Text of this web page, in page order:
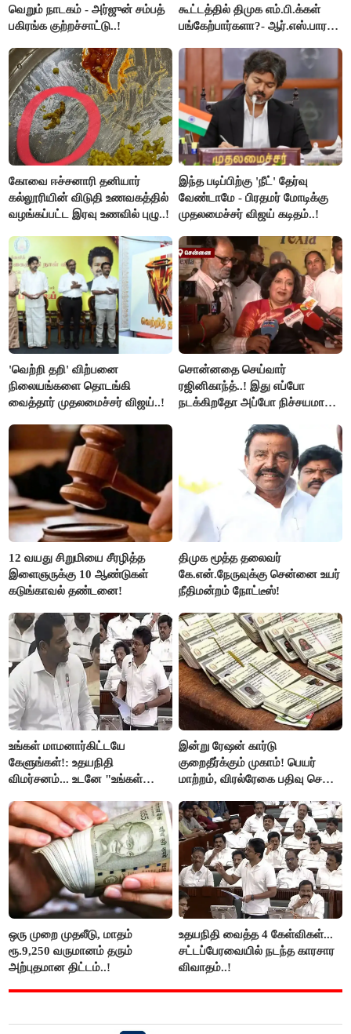
வெறும் நாடகம் - அர்ஜுன் சம்பத்
பகிரங்க குற்றச்சாட்டு..!
கூட்டத்தில் திமுக எம்.பி.க்கள்
பங்கேற்பார்களா?- ஆர்.எஸ்.பாரதி
கோவை ஈச்சனாரி தனியார்
கல்லூரியின் விடுதி உணவகத்தில்
வழங்கப்பட்ட இரவு உணவில் புழு..!
இந்த படிப்பிற்கு 'நீட்' தேர்வு
வேண்டாமே - பிரதமர் மோடிக்கு
முதலமைச்சர் விஜய் கடிதம்..!
'வெற்றி தறி' விற்பனை
நிலையங்களை தொடங்கி
வைத்தார் முதலமைச்சர் விஜய்..!
சொன்னதை செய்வார்
ரஜினிகாந்த்..! இது எப்போ
நடக்கிறதோ அப்போ நிச்சயமாக
ரஜினிகாந்த்..!
12 வயது சிறுமியை சீரழித்த
இளைஞருக்கு 10 ஆண்டுகள்
கடுங்காவல் தண்டனை!
திமுக மூத்த தலைவர்
கே.என்.நேருவுக்கு சென்னை உயர்
நீதிமன்றம் நோட்டீஸ்!
உங்கள் மாமனார்கிட்டயே
கேளுங்கள்!: உதயநிதி
விமர்சனம்... உடனே "உங்கள்
ஆதவ் அர்ஜுனா பதிலடி!
இன்று ரேஷன் கார்டு
குறைதீர்க்கும் முகாம்! பெயர்
மாற்றம், விரல்ரேகை பதிவு செய்ய
ஒரு முறை முதலீடு, மாதம்
ரூ.9,250 வருமானம் தரும்
அற்புதமான திட்டம்..!
உதயநிதி வைத்த 4 கேள்விகள்...
சட்டப்பேரவையில் நடந்த காரசார
விவாதம்..!